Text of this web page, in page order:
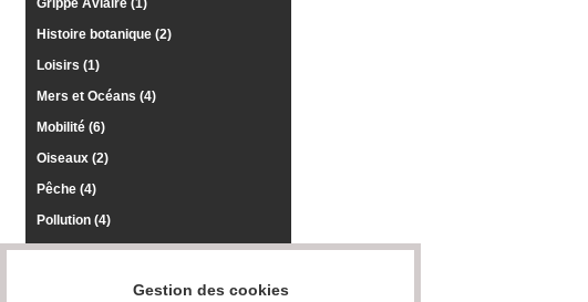
Grippe Aviaire (1)
Histoire botanique (2)
Loisirs (1)
Mers et Océans (4)
Mobilité (6)
Oiseaux (2)
Pêche (4)
Pollution (4)
Prévention (4)
Gestion des cookies